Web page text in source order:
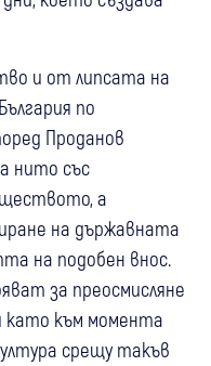
и от липсата на
по
Проданов
нито със
а
на държавната
на подобен внос.
за преосмисляне
към момента
срещу такъв